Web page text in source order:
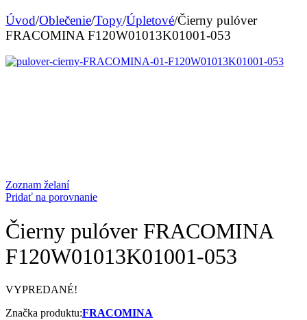
Úvod/Oblečenie/Topy/Úpletové/Čierny pulóver
FRACOMINA F120W01013K01001-053
Zoznam želaní
Pridať na porovnanie
Čierny pulóver FRACOMINA
F120W01013K01001-053
VYPREDANÉ!
Značka produktu:FRACOMINA